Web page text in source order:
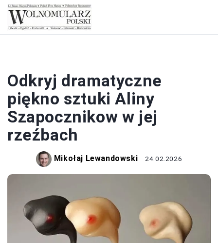
Odkryj dramatyczne
piękno sztuki Aliny
Szapocznikow w jej
rzeźbach
Mikołaj Lewandowski 24.02.2026